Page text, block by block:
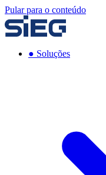
Pular para o conteúdo
● Soluções